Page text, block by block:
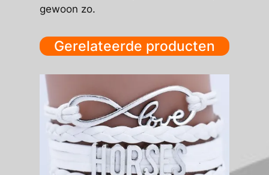
gewoon zo.
Gerelateerde producten